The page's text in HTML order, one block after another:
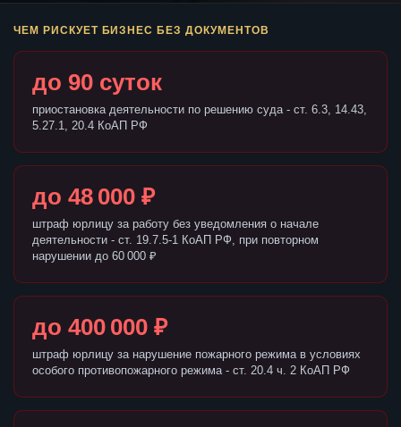
ЧЕМ РИСКУЕТ БИЗНЕС БЕЗ ДОКУМЕНТОВ
до 90 суток
приостановка деятельности по решению суда - ст. 6.3, 14.43,
5.27.1, 20.4 КоАП РФ
до 48 000 ₽
штраф юрлицу за работу без уведомления о начале
деятельности - ст. 19.7.5-1 КоАП РФ, при повторном
нарушении до 60 000 ₽
до 400 000 ₽
штраф юрлицу за нарушение пожарного режима в условиях
особого противопожарного режима - ст. 20.4 ч. 2 КоАП РФ